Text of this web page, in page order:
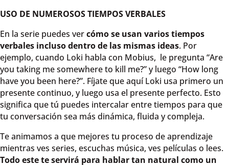
USO DE NUMEROSOS TIEMPOS VERBALES
En la serie puedes vercómo se usan varios tiempos
verbales incluso dentro de las mismas ideas. Por
ejemplo, cuando Loki habla con Mobius, le pregunta “Are
you taking me somewhere to kill me?” y luego “How long
have you been here?”. Fíjate que aquí Loki usa primero un
presente continuo, y luego usa el presente perfecto. Esto
significa que tú puedes intercalar entre tiempos para que
tu conversación sea más dinámica, fluida y compleja.
Te animamos a que mejores tu proceso de aprendizaje
mientras ves series, escuchas música, ves películas o lees.
Todo este te servirá para hablar tan natural como un